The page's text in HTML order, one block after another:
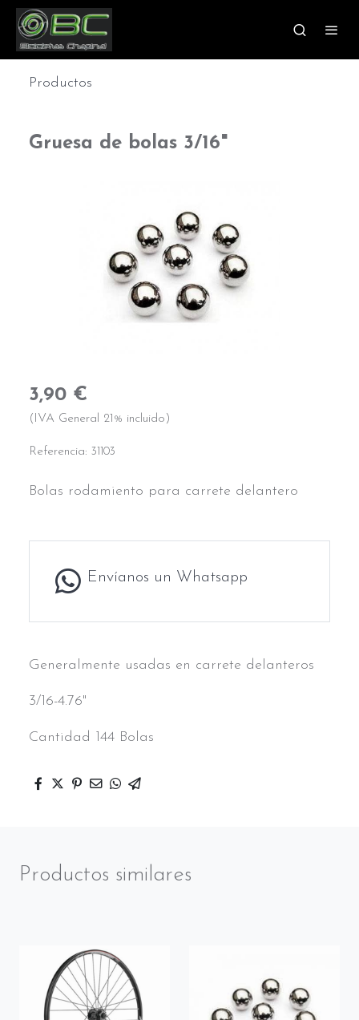
Productos
Gruesa de bolas 3/16"
3,90 €
(IVA General 21% incluido)
Referencia: 31103
Bolas rodamiento para carrete delantero
Envíanos un Whatsapp
Generalmente usadas en carrete delanteros
3/16-4.76"
Cantidad 144 Bolas
Productos similares